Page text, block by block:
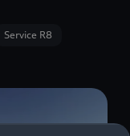
Service R8